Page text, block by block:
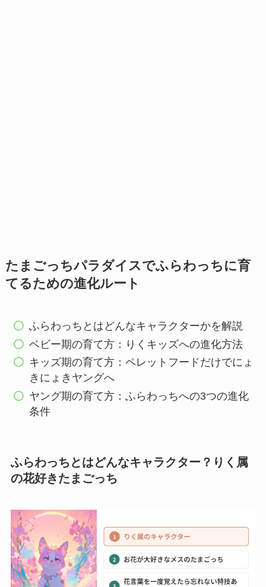
たまごっちパラダイスでふらわっちに育
てるための進化ルート
ふらわっちとはどんなキャラクターかを解説
ベビー期の育て方：りくキッズへの進化方法
キッズ期の育て方：ペレットフードだけでにょ
きにょきヤングへ
ヤング期の育て方：ふらわっちへの3つの進化
条件
ふらわっちとはどんなキャラクター？りく属
の花好きたまごっち